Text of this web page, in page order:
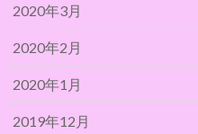
2020年3月
2020年2月
2020年1月
2019年12月